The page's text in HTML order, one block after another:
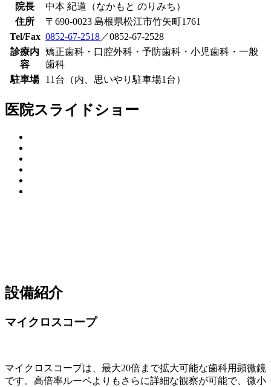
院長
中本 紀道（なかもと のりみち）
住所
〒690-0023 島根県松江市竹矢町1761
Tel/Fax 0852-67-2518／0852-67-2528
診療内
容
矯正歯科・口腔外科・予防歯科・小児歯科・一般
歯科
駐車場
11台（内、思いやり駐車場1台）
医院スライドショー
設備紹介
マイクロスコープ
マイクロスコープは、最大20倍まで拡大可能な歯科用顕微鏡
です。高倍率ルーペよりもさらに詳細な観察が可能で、微小